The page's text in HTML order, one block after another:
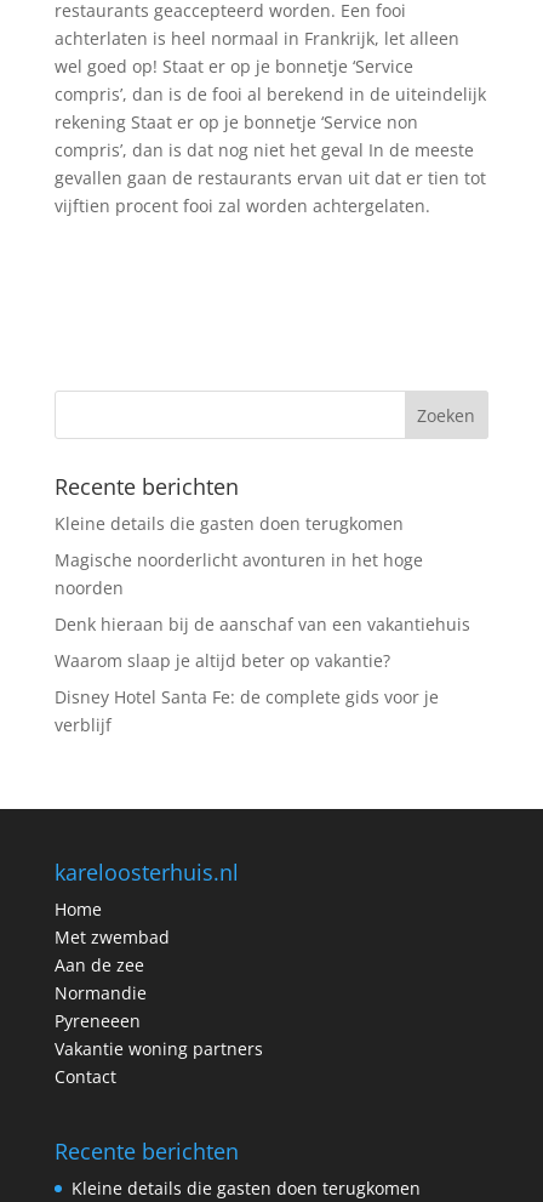
restaurants geaccepteerd worden. Een fooi
achterlaten is heel normaal in Frankrijk, let alleen
wel goed op! Staat er op je bonnetje ‘Service
compris’, dan is de fooi al berekend in de uiteindelijk
rekening Staat er op je bonnetje ‘Service non
compris’, dan is dat nog niet het geval In de meeste
gevallen gaan de restaurants ervan uit dat er tien tot
vijftien procent fooi zal worden achtergelaten.
Recente berichten
Kleine details die gasten doen terugkomen
Magische noorderlicht avonturen in het hoge
noorden
Denk hieraan bij de aanschaf van een vakantiehuis
Waarom slaap je altijd beter op vakantie?
Disney Hotel Santa Fe: de complete gids voor je
verblijf
kareloosterhuis.nl
Home
Met zwembad
Aan de zee
Normandie
Pyreneeen
Vakantie woning partners
Contact
Recente berichten
Kleine details die gasten doen terugkomen